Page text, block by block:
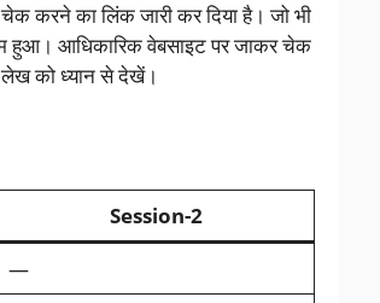
चेक करने का लिंक जारी कर दिया है। जो भी
हुआ। आधिकारिक वेबसाइट पर जाकर चेक
लेख को ध्यान से देखें।
Session-2
—